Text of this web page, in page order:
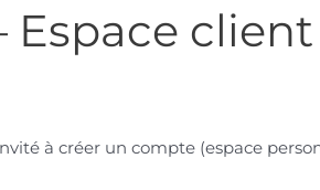
Espace client
à créer un compte (espace